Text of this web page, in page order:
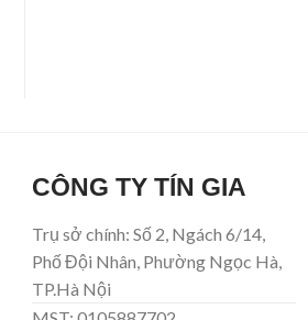
CÔNG TY TÍN GIA
Trụ sở chính: Số 2, Ngách 6/14,
Phố Đội Nhân, Phường Ngọc Hà,
TP.Hà Nội